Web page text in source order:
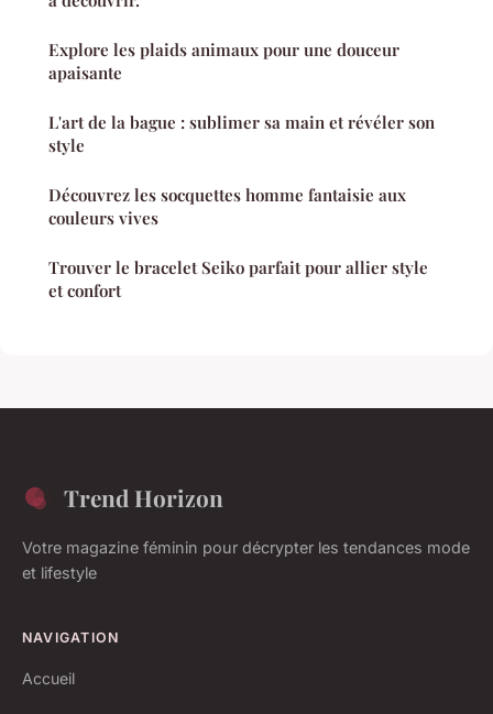
Explore les plaids animaux pour une douceur
apaisante
L'art de la bague : sublimer sa main et révéler son
style
Découvrez les socquettes homme fantaisie aux
couleurs vives
Trouver le bracelet Seiko parfait pour allier style
et confort
Trend Horizon
Votre magazine féminin pour décrypter les tendances mode
et lifestyle
NAVIGATION
Accueil